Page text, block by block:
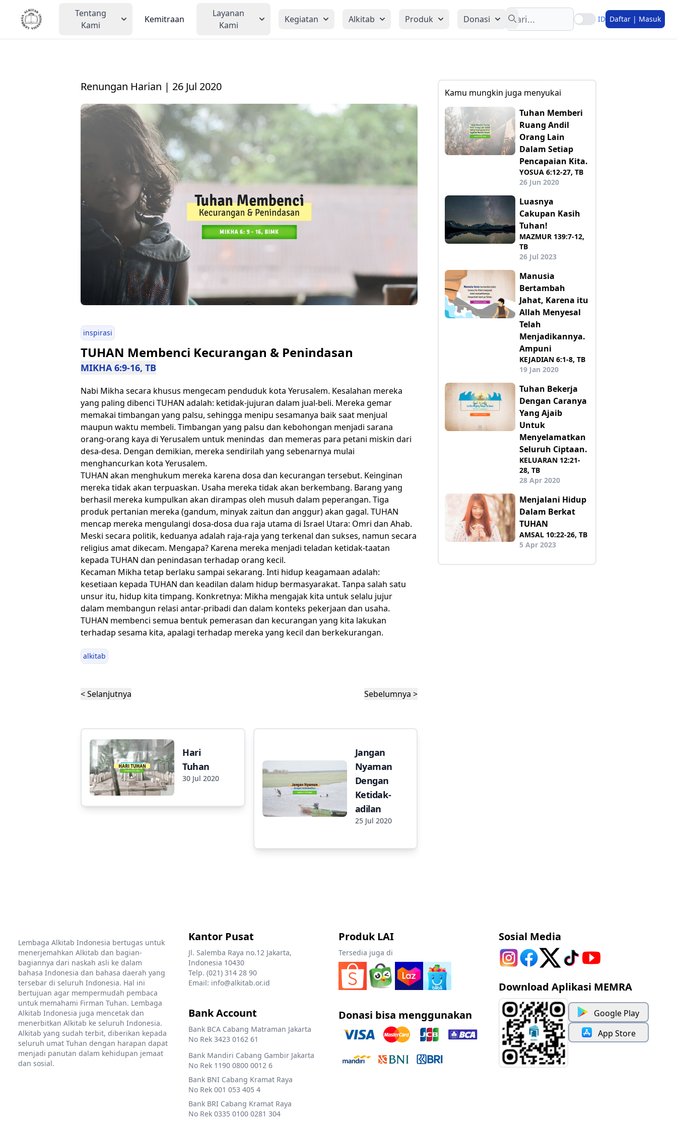
Tentang
Kami
Kemitraan
Layanan
Kami
Kegiatan Alkitab Produk Donasi
Search
ID Daftar | Masuk
Renungan Harian | 26 Jul 2020
inspirasi
TUHAN Membenci Kecurangan & Penindasan
MIKHA 6:9-16, TB
Nabi Mikha secara khusus mengecam penduduk kota Yerusalem. Kesalahan mereka
yang paling dibenci TUHAN adalah: ketidak-jujuran dalam jual-beli. Mereka gemar
memakai timbangan yang palsu, sehingga menipu sesamanya baik saat menjual
maupun waktu membeli. Timbangan yang palsu dan kebohongan menjadi sarana
orang-orang kaya di Yerusalem untuk menindas dan memeras para petani miskin dari
desa-desa. Dengan demikian, mereka sendirilah yang sebenarnya mulai
menghancurkan kota Yerusalem.
TUHAN akan menghukum mereka karena dosa dan kecurangan tersebut. Keinginan
mereka tidak akan terpuaskan. Usaha mereka tidak akan berkembang. Barang yang
berhasil mereka kumpulkan akan dirampas oleh musuh dalam peperangan. Tiga
produk pertanian mereka (gandum, minyak zaitun dan anggur) akan gagal. TUHAN
mencap mereka mengulangi dosa-dosa dua raja utama di Israel Utara: Omri dan Ahab.
Meski secara politik, keduanya adalah raja-raja yang terkenal dan sukses, namun secara
religius amat dikecam. Mengapa? Karena mereka menjadi teladan ketidak-taatan
kepada TUHAN dan penindasan terhadap orang kecil.
Kecaman Mikha tetap berlaku sampai sekarang. Inti hidup keagamaan adalah:
kesetiaan kepada TUHAN dan keadilan dalam hidup bermasyarakat. Tanpa salah satu
unsur itu, hidup kita timpang. Konkretnya: Mikha mengajak kita untuk selalu jujur
dalam membangun relasi antar-pribadi dan dalam konteks pekerjaan dan usaha.
TUHAN membenci semua bentuk pemerasan dan kecurangan yang kita lakukan
terhadap sesama kita, apalagi terhadap mereka yang kecil dan berkekurangan.
alkitab
< Selanjutnya Sebelumnya >
Hari
Tuhan
30 Jul 2020
Jangan
Nyaman
Dengan
Ketidak-
adilan
25 Jul 2020
Kamu mungkin juga menyukai
Tuhan Memberi
Ruang Andil
Orang Lain
Dalam Setiap
Pencapaian Kita.
YOSUA 6:12-27, TB
26 Jun 2020
Luasnya
Cakupan Kasih
Tuhan!
MAZMUR 139:7-12,
TB
26 Jul 2023
Manusia
Bertambah
Jahat, Karena itu
Allah Menyesal
Telah
Menjadikannya.
Ampuni
KEJADIAN 6:1-8, TB
19 Jan 2020
Tuhan Bekerja
Dengan Caranya
Yang Ajaib
Untuk
Menyelamatkan
Seluruh Ciptaan.
KELUARAN 12:21-
28, TB
28 Apr 2020
Menjalani Hidup
Dalam Berkat
TUHAN
AMSAL 10:22-26, TB
5 Apr 2023
Lembaga Alkitab Indonesia bertugas untuk
menerjemahkan Alkitab dan bagian-
bagiannya dari naskah asli ke dalam
bahasa Indonesia dan bahasa daerah yang
tersebar di seluruh Indonesia. Hal ini
bertujuan agar mempermudah pembaca
untuk memahami Firman Tuhan. Lembaga
Alkitab Indonesia juga mencetak dan
menerbitkan Alkitab ke seluruh Indonesia.
Alkitab yang sudah terbit, diberikan kepada
seluruh umat Tuhan dengan harapan dapat
menjadi panutan dalam kehidupan jemaat
dan sosial.
Kantor Pusat
Jl. Salemba Raya no.12 Jakarta,
Indonesia 10430
Telp. (021) 314 28 90
Email: info@alkitab.or.id
Bank Account
Bank BCA Cabang Matraman Jakarta
No Rek 3423 0162 61
Bank Mandiri Cabang Gambir Jakarta
No Rek 1190 0800 0012 6
Bank BNI Cabang Kramat Raya
No Rek 001 053 405 4
Bank BRI Cabang Kramat Raya
No Rek 0335 0100 0281 304
Produk LAI
Tersedia juga di
Donasi bisa menggunakan
Sosial Media
Download Aplikasi MEMRA
Google Play
App Store